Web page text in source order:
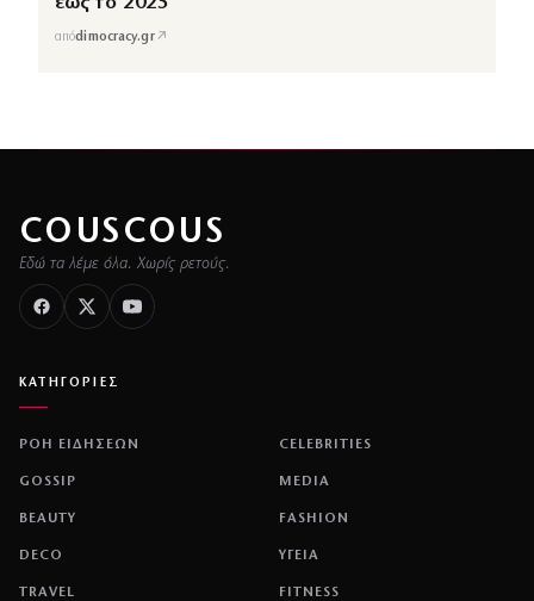
απόdimocracy.gr↗
COUSCOUS
Εδώ τα λέμε όλα. Χωρίς ρετούς.
ΚΑΤΗΓΟΡΙΕΣ
ΡΟΗ ΕΙΔΗΣΕΩΝ CELEBRITIES
GOSSIP MEDIA
BEAUTY FASHION
DECO ΥΓΕΙΑ
TRAVEL FITNESS